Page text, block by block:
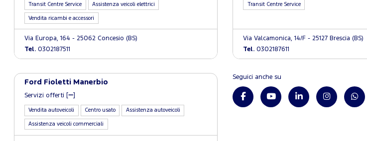
Transit Centre Service Assistenza veicoli elettrici
Vendita ricambi e accessori
Via Europa, 164 - 25062 Concesio (BS)
Tel. 0302187511
Transit Centre Service
Via Valcamonica, 14/F - 25127 Brescia (BS)
Tel. 0302187611
Ford Fioletti Manerbio
Servizi offerti [
Vendita autoveicoli Centro usato Assistenza autoveicoli
Assistenza veicoli commerciali
Seguici anche su